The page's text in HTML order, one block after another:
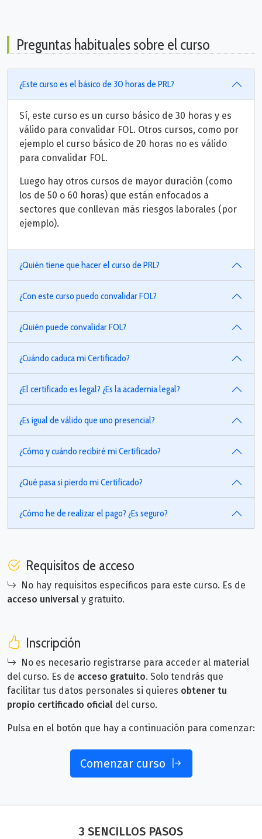
Preguntas habituales sobre el curso
¿Este curso es el básico de 30 horas de PRL?
Sí, este curso es un curso básico de 30 horas y es
válido para convalidar FOL. Otros cursos, como por
ejemplo el curso básico de 20 horas no es válido
para convalidar FOL.
Luego hay otros cursos de mayor duración (como
los de 50 o 60 horas) que están enfocados a
sectores que conllevan más riesgos laborales (por
ejemplo).
¿Quién tiene que hacer el curso de PRL?
¿Con este curso puedo convalidar FOL?
¿Quién puede convalidar FOL?
¿Cuándo caduca mi Certificado?
¿El certificado es legal? ¿Es la academia legal?
¿Es igual de válido que uno presencial?
¿Cómo y cuándo recibiré mi Certificado?
¿Qué pasa si pierdo mi Certificado?
¿Cómo he de realizar el pago? ¿Es seguro?
Requisitos de acceso
No hay requisitos específicos para este curso. Es de
acceso universal y gratuito.
Inscripción
No es necesario registrarse para acceder al material
del curso. Es de acceso gratuito. Solo tendrás que
facilitar tus datos personales si quieres obtener tu
propio certificado oficial del curso.
Pulsa en el botón que hay a continuación para comenzar:
Comenzar curso
3 SENCILLOS PASOS